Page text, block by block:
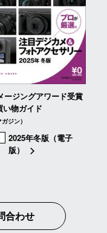
ージングアワード受賞
い物ガイド
ジン）
2025年冬版（電子
版）
合わせ